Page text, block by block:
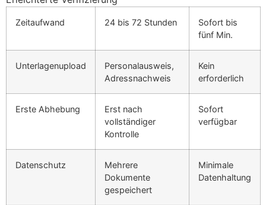
Zeitaufwand 24 bis 72 Stunden
Sofort bis
fünf Min.
Unterlagenupload
Personalausweis,
Adressnachweis
Kein
erforderlich
Erste Abhebung
Erst nach
vollständiger
Kontrolle
Sofort
verfügbar
Datenschutz
Mehrere
Dokumente
gespeichert
Minimale
Datenhaltung